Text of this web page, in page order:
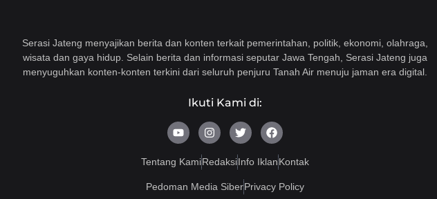
Serasi Jateng menyajikan berita dan konten terkait pemerintahan, politik, ekonomi, olahraga,
wisata dan gaya hidup. Selain berita dan informasi seputar Jawa Tengah, Serasi Jateng juga
menyuguhkan konten-konten terkini dari seluruh penjuru Tanah Air menuju jaman era digital.
Ikuti Kami di:
Y
o
e
I
n
t
g
r
T
w
t
e
r
F
a
e
o
Tentang KamiRedaksiInfo IklanKontak
Pedoman Media SiberPrivacy Policy